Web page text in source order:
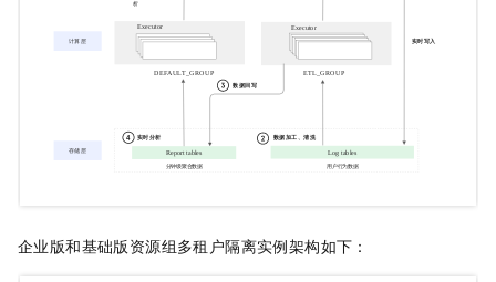
企业版和基础版资源组多租户隔离实例架构如下：